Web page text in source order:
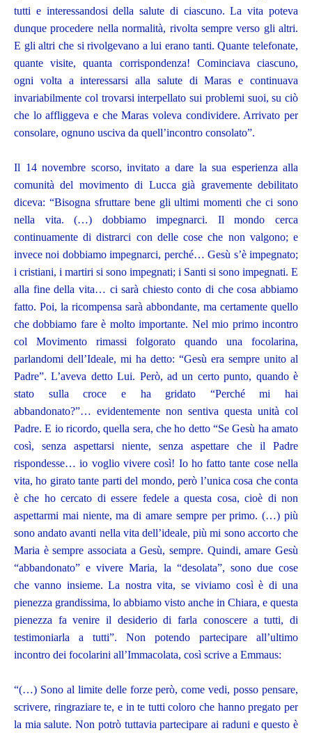
tutti e interessandosi della salute di ciascuno. La vita poteva
dunque procedere nella normalità, rivolta sempre verso gli altri.
E gli altri che si rivolgevano a lui erano tanti. Quante telefonate,
quante visite, quanta corrispondenza! Cominciava ciascuno,
ogni volta a interessarsi alla salute di Maras e continuava
invariabilmente col trovarsi interpellato sui problemi suoi, su ciò
che lo affliggeva e che Maras voleva condividere. Arrivato per
consolare, ognuno usciva da quell’incontro consolato”.
Il 14 novembre scorso, invitato a dare la sua esperienza alla
comunità del movimento di Lucca già gravemente debilitato
diceva: “Bisogna sfruttare bene gli ultimi momenti che ci sono
nella vita. (…) dobbiamo impegnarci. Il mondo cerca
continuamente di distrarci con delle cose che non valgono; e
invece noi dobbiamo impegnarci, perché… Gesù s’è impegnato;
i cristiani, i martiri si sono impegnati; i Santi si sono impegnati. E
alla fine della vita… ci sarà chiesto conto di che cosa abbiamo
fatto. Poi, la ricompensa sarà abbondante, ma certamente quello
che dobbiamo fare è molto importante. Nel mio primo incontro
col Movimento rimassi folgorato quando una focolarina,
parlandomi dell’Ideale, mi ha detto: “Gesù era sempre unito al
Padre”. L’aveva detto Lui. Però, ad un certo punto, quando è
stato sulla croce e ha gridato “Perché mi hai
abbandonato?”… evidentemente non sentiva questa unità col
Padre. E io ricordo, quella sera, che ho detto “Se Gesù ha amato
così, senza aspettarsi niente, senza aspettare che il Padre
rispondesse… io voglio vivere così! Io ho fatto tante cose nella
vita, ho girato tante parti del mondo, però l’unica cosa che conta
è che ho cercato di essere fedele a questa cosa, cioè di non
aspettarmi mai niente, ma di amare sempre per primo. (…) più
sono andato avanti nella vita dell’ideale, più mi sono accorto che
Maria è sempre associata a Gesù, sempre. Quindi, amare Gesù
“abbandonato” e vivere Maria, la “desolata”, sono due cose
che vanno insieme. La nostra vita, se viviamo così è di una
pienezza grandissima, lo abbiamo visto anche in Chiara, e questa
pienezza fa venire il desiderio di farla conoscere a tutti, di
testimoniarla a tutti”. Non potendo partecipare all’ultimo
incontro dei focolarini all’Immacolata, così scrive a Emmaus:
“(…) Sono al limite delle forze però, come vedi, posso pensare,
scrivere, ringraziare te, e in te tutti coloro che hanno pregato per
la mia salute. Non potrò tuttavia partecipare ai raduni e questo è